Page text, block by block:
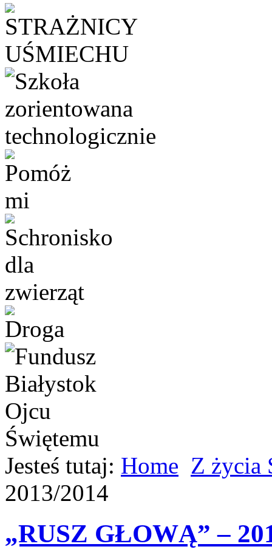
Jesteś tutaj: Home Z życia
2013/2014
„RUSZ GŁOWĄ” –